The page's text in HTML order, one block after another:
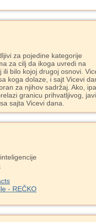
za pojedine kategorije
za cilj da ikoga uvredi na
ili bilo kojoj drugoj osnovi.
koga dolaze, i sajt Vicevi
za njihov sadržaj. Ako,
granicu prihvatljivog,
sajta Vicevi dana.
- REČKO